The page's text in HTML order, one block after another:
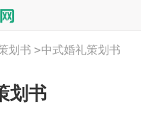
划书 >中式婚礼策划书
划书